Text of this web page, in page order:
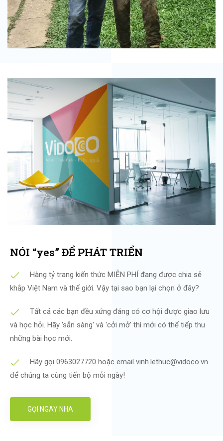
NÓI “yes” ĐỂ PHÁT TRIỂN
Hàng tỷ trang kiến thức MIỄN PHÍ đang được chia sẻ
khắp Việt Nam và thế giới. Vậy tại sao bạn lại chọn ở đây?
Tất cả các bạn đều xứng đáng có cơ hội được giao lưu
và học hỏi. Hãy 'sẵn sàng' và 'cởi mở' thì mới có thể tiếp thu
những bài học mới.
Hãy gọi 0963027720 hoặc email vinh.lethuc@vidoco.vn
để chúng ta cùng tiến bộ mỗi ngày!
GỌI NGAY NHA